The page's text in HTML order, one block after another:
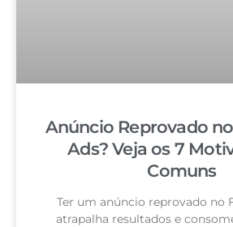
Anúncio Reprovado
Ads? Veja os 7
Comuns
Ter um anúncio reprovado no
atrapalha resultados e